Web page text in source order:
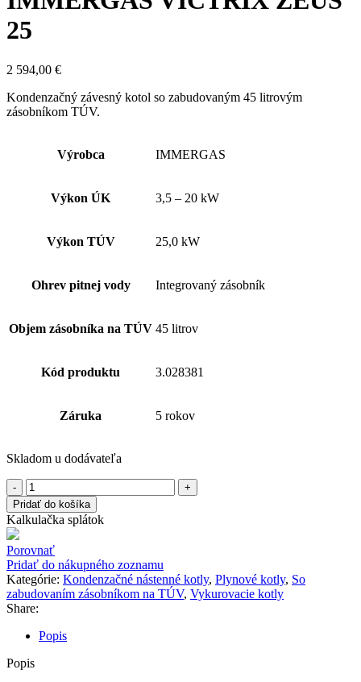
25
2 594,00 €
Kondenzačný závesný kotol so zabudovaným 45 litrovým
zásobníkom TÚV.
Výrobca IMMERGAS
Výkon ÚK 3,5 – 20 kW
Výkon TÚV 25,0 kW
Ohrev pitnej vody Integrovaný zásobník
Objem zásobníka na TÚV 45 litrov
Kód produktu 3.028381
Záruka 5 rokov
Skladom u dodávateľa
Pridať do košíka
Kalkulačka splátok
Porovnať
Pridať do nákupného zoznamu
Kategórie: Kondenzačné nástenné kotly, Plynové kotly, So
zabudovaním zásobníkom na TÚV, Vykurovacie kotly
Share:
Popis
Popis